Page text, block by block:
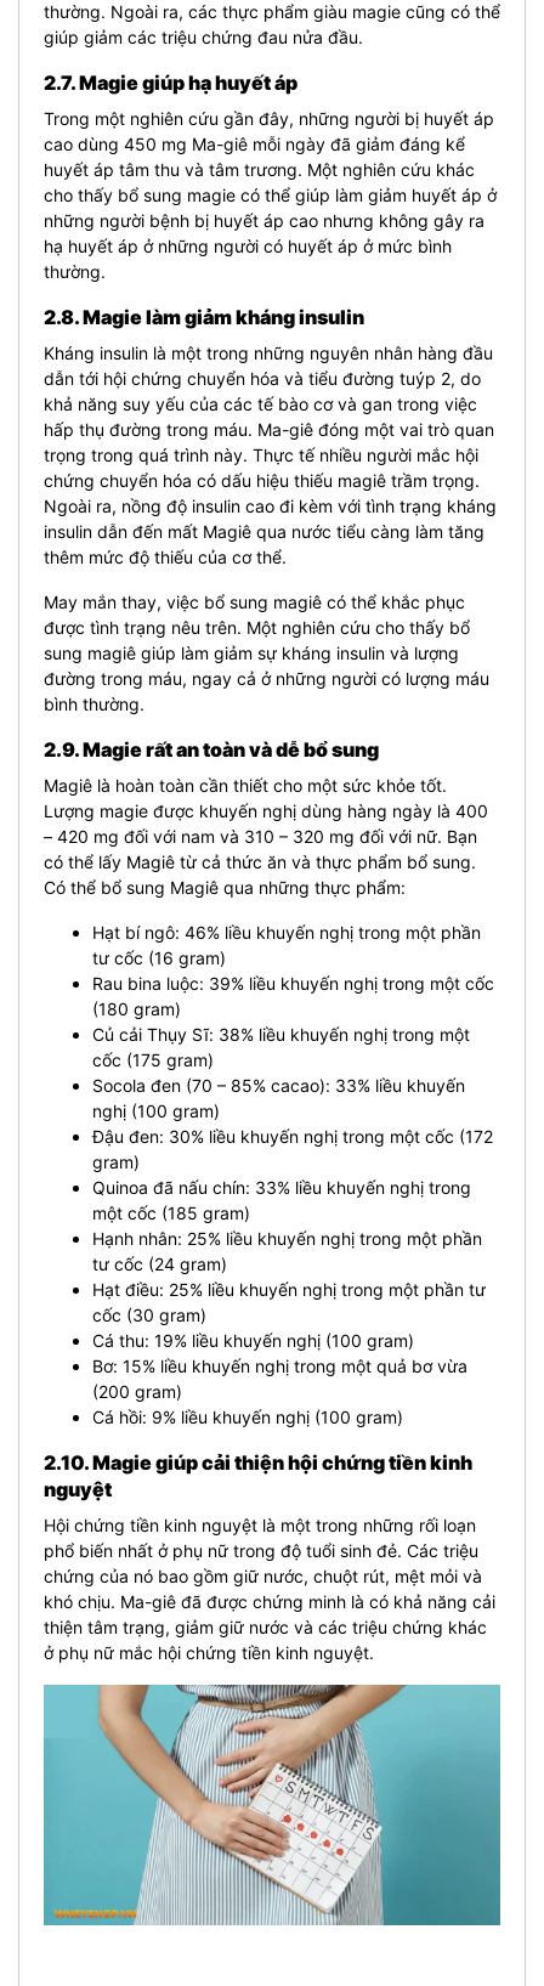
thường. Ngoài ra, các thực phẩm giàu magie cũng có thể
giúp giảm các triệu chứng đau nửa đầu.
2.7. Magie giúp hạ huyết áp
Trong một nghiên cứu gần đây, những người bị huyết áp
cao dùng 450 mg Ma-giê mỗi ngày đã giảm đáng kể
huyết áp tâm thu và tâm trương. Một nghiên cứu khác
cho thấy bổ sung magie có thể giúp làm giảm huyết áp ở
những người bệnh bị huyết áp cao nhưng không gây ra
hạ huyết áp ở những người có huyết áp ở mức bình
thường.
2.8. Magie làm giảm kháng insulin
Kháng insulin là một trong những nguyên nhân hàng đầu
dẫn tới hội chứng chuyển hóa và tiểu đường tuýp 2, do
khả năng suy yếu của các tế bào cơ và gan trong việc
hấp thụ đường trong máu. Ma-giê đóng một vai trò quan
trọng trong quá trình này. Thực tế nhiều người mắc hội
chứng chuyển hóa có dấu hiệu thiếu magiê trầm trọng.
Ngoài ra, nồng độ insulin cao đi kèm với tình trạng kháng
insulin dẫn đến mất Magiê qua nước tiểu càng làm tăng
thêm mức độ thiếu của cơ thể.
May mắn thay, việc bổ sung magiê có thể khắc phục
được tình trạng nêu trên. Một nghiên cứu cho thấy bổ
sung magiê giúp làm giảm sự kháng insulin và lượng
đường trong máu, ngay cả ở những người có lượng máu
bình thường.
2.9. Magie rất an toàn và dễ bổ sung
Magiê là hoàn toàn cần thiết cho một sức khỏe tốt.
Lượng magie được khuyến nghị dùng hàng ngày là 400
– 420 mg đối với nam và 310 – 320 mg đối với nữ. Bạn
có thể lấy Magiê từ cả thức ăn và thực phẩm bổ sung.
Có thể bổ sung Magiê qua những thực phẩm:
Hạt bí ngô: 46% liều khuyến nghị trong một phần
tư cốc (16 gram)
Rau bina luộc: 39% liều khuyến nghị trong một cốc
(180 gram)
Củ cải Thụy Sĩ: 38% liều khuyến nghị trong một
cốc (175 gram)
Socola đen (70 – 85% cacao): 33% liều khuyến
nghị (100 gram)
Đậu đen: 30% liều khuyến nghị trong một cốc (172
gram)
Quinoa đã nấu chín: 33% liều khuyến nghị trong
một cốc (185 gram)
Hạnh nhân: 25% liều khuyến nghị trong một phần
tư cốc (24 gram)
Hạt điều: 25% liều khuyến nghị trong một phần tư
cốc (30 gram)
Cá thu: 19% liều khuyến nghị (100 gram)
Bơ: 15% liều khuyến nghị trong một quả bơ vừa
(200 gram)
Cá hồi: 9% liều khuyến nghị (100 gram)
2.10. Magie giúp cải thiện hội chứng tiền kinh
nguyệt
Hội chứng tiền kinh nguyệt là một trong những rối loạn
phổ biến nhất ở phụ nữ trong độ tuổi sinh đẻ. Các triệu
chứng của nó bao gồm giữ nước, chuột rút, mệt mỏi và
khó chịu. Ma-giê đã được chứng minh là có khả năng cải
thiện tâm trạng, giảm giữ nước và các triệu chứng khác
ở phụ nữ mắc hội chứng tiền kinh nguyệt.